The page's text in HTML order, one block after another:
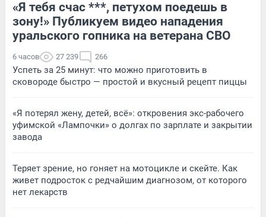
«Я тебя счас ***, петухом поедешь в
зону!» Публикуем видео нападения
уральского гопника на ветерана СВО
6 часов 27 239 266
Успеть за 25 минут: что можно приготовить в
сковороде быстро — простой и вкусный рецепт пиццы
«Я потерял жену, детей, всё»: откровения экс-рабочего
уфимской «Лампочки» о долгах по зарплате и закрытии
завода
Теряет зрение, но гоняет на мотоцикле и скейте. Как
живет подросток с редчайшим диагнозом, от которого
нет лекарств